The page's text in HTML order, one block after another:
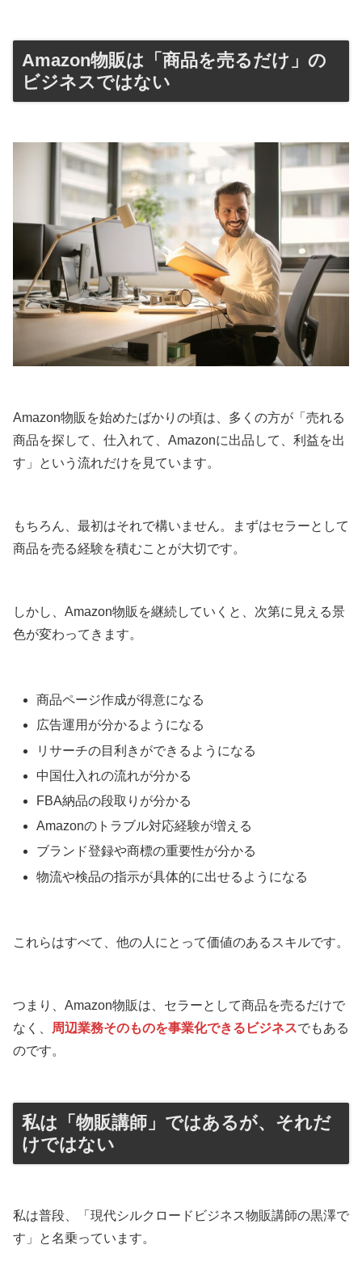
Amazon物販は「商品を売るだけ」の
ビジネスではない
Amazon物販を始めたばかりの頃は、多くの方が「売れる
商品を探して、仕入れて、Amazonに出品して、利益を出
す」という流れだけを見ています。
もちろん、最初はそれで構いません。まずはセラーとして
商品を売る経験を積むことが大切です。
しかし、Amazon物販を継続していくと、次第に見える景
色が変わってきます。
商品ページ作成が得意になる
広告運用が分かるようになる
リサーチの目利きができるようになる
中国仕入れの流れが分かる
FBA納品の段取りが分かる
Amazonのトラブル対応経験が増える
ブランド登録や商標の重要性が分かる
物流や検品の指示が具体的に出せるようになる
これらはすべて、他の人にとって価値のあるスキルです。
つまり、Amazon物販は、セラーとして商品を売るだけで
なく、
周辺業務そのものを事業化できるビジネスでもある
のです。
私は「物販講師」ではあるが、それだ
けではない
私は普段、「現代シルクロードビジネス物販講師の黒澤で
す」と名乗っています。